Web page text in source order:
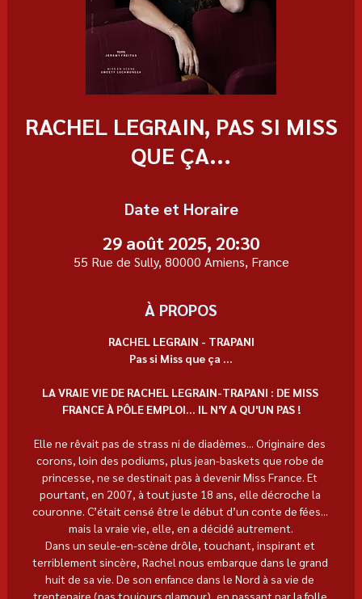
RACHEL LEGRAIN, PAS SI MISS
QUE ÇA...
Date et Horaire
29 août 2025, 20:30
55 Rue de Sully, 80000 Amiens, France
À PROPOS
RACHEL LEGRAIN - TRAPANI
Pas si Miss que ça ...
LA VRAIE VIE DE RACHEL LEGRAIN-TRAPANI : DE MISS
FRANCE À PÔLE EMPLOI... IL N'Y A QU'UN PAS !
Elle ne rêvait pas de strass ni de diadèmes... Originaire des
corons, loin des podiums, plus jean-baskets que robe de
princesse, ne se destinait pas à devenir Miss France. Et
pourtant, en 2007, à tout juste 18 ans, elle décroche la
couronne. C’était censé être le début d’un conte de fées...
mais la vraie vie, elle, en a décidé autrement.
Dans un seule-en-scène drôle, touchant, inspirant et
terriblement sincère, Rachel nous embarque dans le grand
huit de sa vie. De son enfance dans le Nord à sa vie de
trentenaire (pas toujours glamour), en passant par la folle